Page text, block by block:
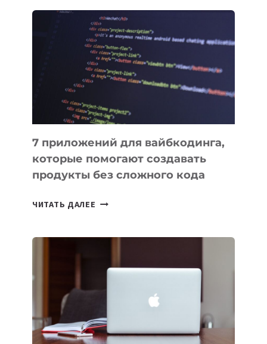
ПОЛЕЗНЫХ
ИНСТРУМЕНТОВ
ДЛЯ
РАБОТЫ
7 приложений для вайбкодинга,
которые помогают создавать
продукты без сложного кода
ЧИТАТЬ ДАЛЕЕ
ПОМОГАЮТ
СОЗДАВАТЬ
БЕЗ
СЛОЖНОГО